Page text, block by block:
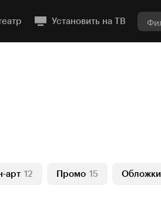
Установить на ТВ
арт 12 Промо 15 Обложки